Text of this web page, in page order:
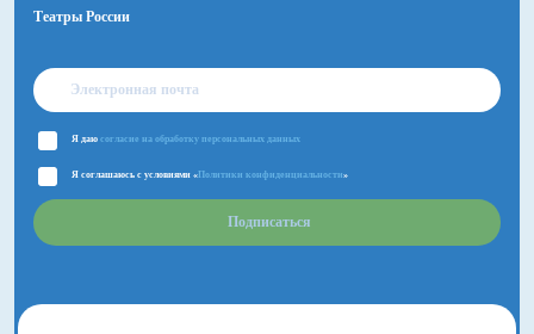
Театры России
Я даю согласие на обработку персональных данных
Я соглашаюсь с условиями « Политики конфиденциальности»
Подписаться